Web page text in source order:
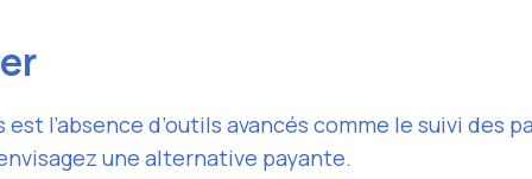
l’absence d’outils avancés comme le suivi des
une alternative payante.